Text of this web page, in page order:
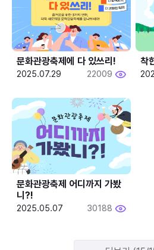
문화관광축제에 다 있쓰리!
2025.07.29 22009
착
문화관광축제 어디까지 가봤
니?!
2025.05.07 30188